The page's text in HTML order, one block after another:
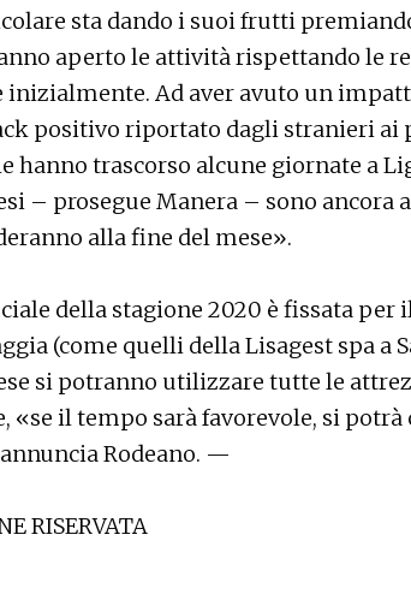
sta dando i suoi frutti
aperto le attività rispettando le
inizialmente. Ad aver avuto un
positivo riportato dagli stranieri ai
hanno trascorso alcune giornate a
– prosegue Manera – sono ancora
alla fine del mese».
della stagione 2020 è fissata per
(come quelli della Lisagest spa a
si potranno utilizzare tutte le
«se il tempo sarà favorevole, si
Rodeano. —
RISERVATA